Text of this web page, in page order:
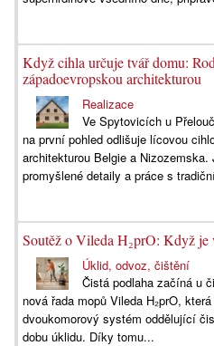
Když cihla určuje tvář domu:
západoevropskou architekturou
Realizace
Ve Spytovicích u
na první pohled odlišuje lícovou
architekturou Belgie a Nizozemska.
promyšlené detaily a práce s
Soutěž o Vileda H₂prO: Když
Úklid, odvoz, čištění
Čistá podlaha začíná u
nová řada mopů Vileda H₂prO,
dvoukomorový systém oddělující
dobu úklidu. Díky tomu...